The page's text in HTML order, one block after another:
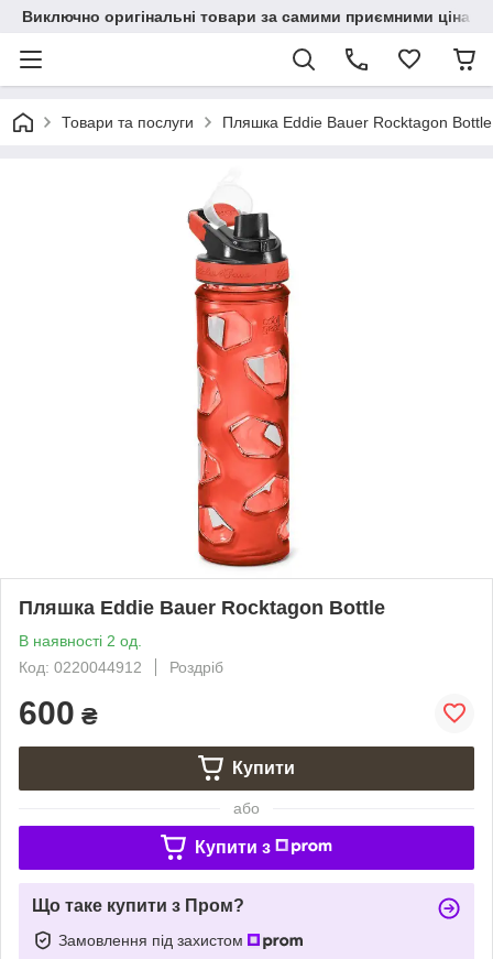
Виключно оригінальні товари за самими приємними
Товари та послуги Пляшка Eddie Bauer Rocktagon Bottle
Пляшка Eddie Bauer Rocktagon Bottle
В наявності 2 од.
Код: 0220044912
Роздріб
600 ₴
Купити
або
Купити з
Що таке купити з Пром?
Замовлення під захистом